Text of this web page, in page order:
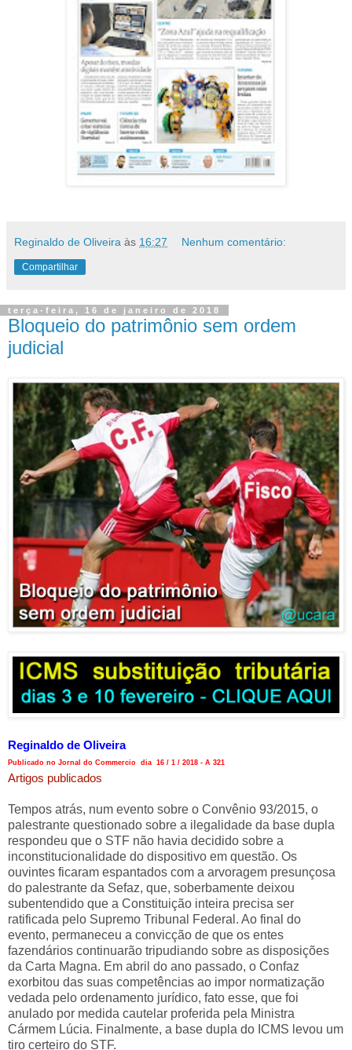
Reginaldo de Oliveira às 16:27 Nenhum comentário:
Compartilhar
terça-feira, 16 de janeiro de 2018
Bloqueio do patrimônio sem ordem
judicial
Reginaldo de Oliveira
Publicado no Jornal do Commercio dia 16 / 1 / 2018 - A 321
Artigos publicados
Tempos atrás, num evento sobre o Convênio 93/2015, o
palestrante questionado sobre a ilegalidade da base dupla
respondeu que o STF não havia decidido sobre a
inconstitucionalidade do dispositivo em questão. Os
ouvintes ficaram espantados com a arvoragem presunçosa
do palestrante da Sefaz, que, soberbamente deixou
subentendido que a Constituição inteira precisa ser
ratificada pelo Supremo Tribunal Federal. Ao final do
evento, permaneceu a convicção de que os entes
fazendários continuarão tripudiando sobre as disposições
da Carta Magna. Em abril do ano passado, o Confaz
exorbitou das suas competências ao impor normatização
vedada pelo ordenamento jurídico, fato esse, que foi
anulado por medida cautelar proferida pela Ministra
Cármem Lúcia. Finalmente, a base dupla do ICMS levou um
tiro certeiro do STF.